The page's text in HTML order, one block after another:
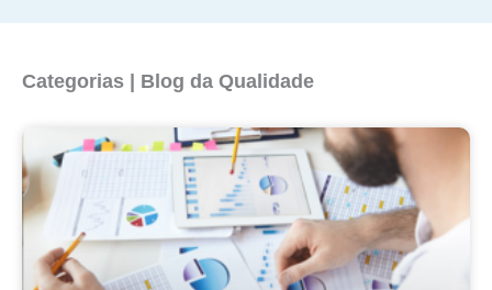
Categorias | Blog da Qualidade